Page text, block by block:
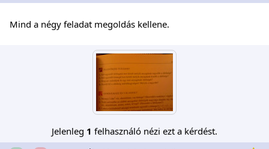
Mind a négy feladat megoldás kellene.
Jelenleg 1 felhasználó nézi ezt a kérdést.